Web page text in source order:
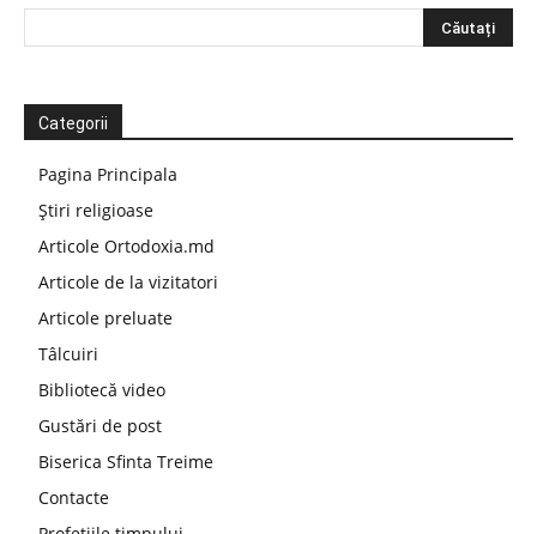
Categorii
Pagina Principala
Știri religioase
Articole Ortodoxia.md
Articole de la vizitatori
Articole preluate
Tâlcuiri
Bibliotecă video
Gustări de post
Biserica Sfinta Treime
Contacte